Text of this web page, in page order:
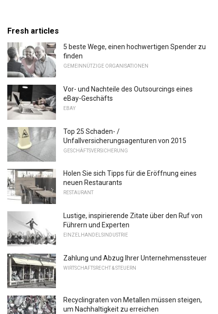
Fresh articles
5 beste Wege, einen hochwertigen Spender zu
finden
GEMEINNÜTZIGE ORGANISATIONEN
Vor- und Nachteile des Outsourcings eines
eBay-Geschäfts
EBAY
Top 25 Schaden- /
Unfallversicherungsagenturen von 2015
GESCHÄFTSVERSICHERUNG
Holen Sie sich Tipps für die Eröffnung eines
neuen Restaurants
RESTAURANT
Lustige, inspirierende Zitate über den Ruf von
Führern und Experten
EINZELHANDELSINDUSTRIE
Zahlung und Abzug Ihrer Unternehmenssteuer
WIRTSCHAFTSRECHT & STEUERN
Recyclingraten von Metallen müssen steigen,
um Nachhaltigkeit zu erreichen